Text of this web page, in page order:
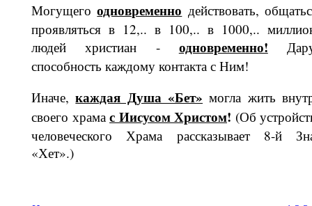
Могущегоодновременно действо­вать,
проявляться в 12,.. в 100,.. в 1000,..
людей христиан - од­новременно!
способность каждо­му контакта с Ним!
Иначе,каждая Душа «Бет» могла жить
своего храма с Иисусом Христом! (Об
человеческого Храма рассказывает 8-й
«Хет».)